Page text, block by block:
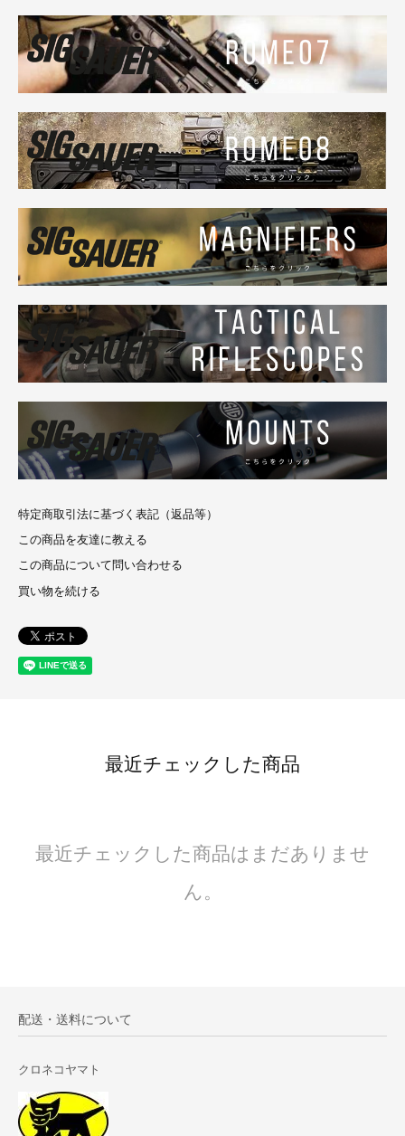
特定商取引法に基づく表記（返品等）
この商品を友達に教える
この商品について問い合わせる
買い物を続ける
最近チェックした商品
最近チェックした商品はまだありませ
ん。
配送・送料について
クロネコヤマト